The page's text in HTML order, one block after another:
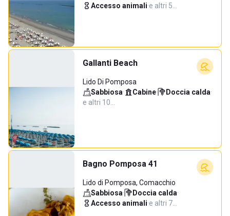
Accesso animali·e altri 5…
Gallanti Beach
Lido Di Pomposa
Sabbiosa· Cabine· Doccia calda·
e altri 10…
Bagno Pomposa 41
Lido di Pomposa, Comacchio
Sabbiosa· Doccia calda·
Accesso animali·e altri 7…